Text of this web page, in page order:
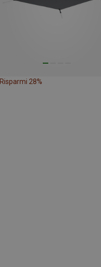
Risparmi 28%